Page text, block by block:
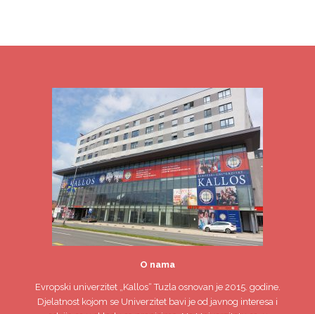
O nama
Evropski univerzitet„Kallos“ Tuzla osnovan je 2015. godine.
Djelatnost kojom se Univerzitet bavi je od javnog interesa i